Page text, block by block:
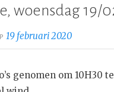
woensdag 19/
19 februari 2020
genomen om 10H30